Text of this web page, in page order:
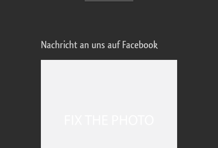
Nachricht an uns auf Facebook